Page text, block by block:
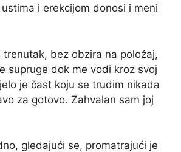
i erekcijom donosi i meni
bez obzira na položaj,
supruge dok me vodi kroz svoj
je čast koju se trudim nikada
za gotovo. Zahvalan sam joj
gledajući se, promatrajući je